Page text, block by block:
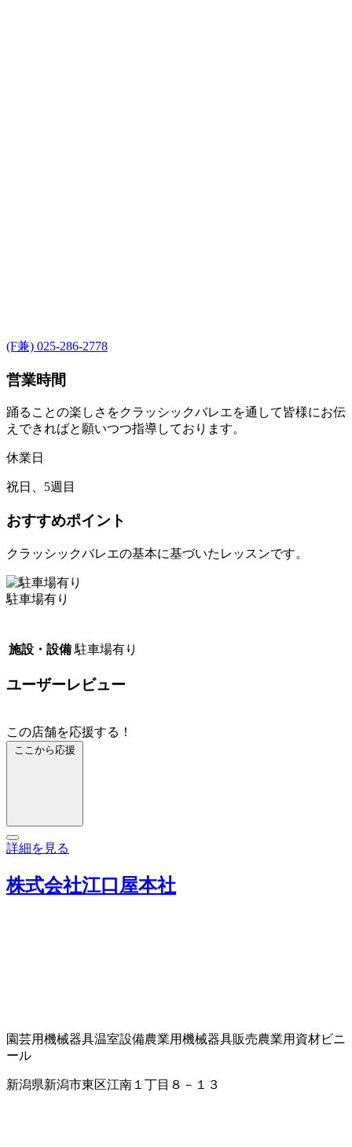
(F兼) 025-286-2778
営業時間
踊ることの楽しさをクラッシックバレエを通して皆様にお伝
えできればと願いつつ指導しております。
休業日
祝日、5週目
おすすめポイント
クラッシックバレエの基本に基づいたレッスンです。
駐車場有り
施設・設備 駐車場有り
ユーザーレビュー
この店舗を応援する！
ここから応援
詳細を見る
株式会社江口屋本社
園芸用機械器具温室設備農業用機械器具販売農業用資材ビニ
ール
新潟県新潟市東区江南１丁目８－１３